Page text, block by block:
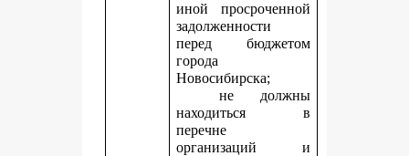
иной просроченной
задолженности
перед бюджетом
города
Новосибирска;
не должны
находиться в
перечне
организаций и